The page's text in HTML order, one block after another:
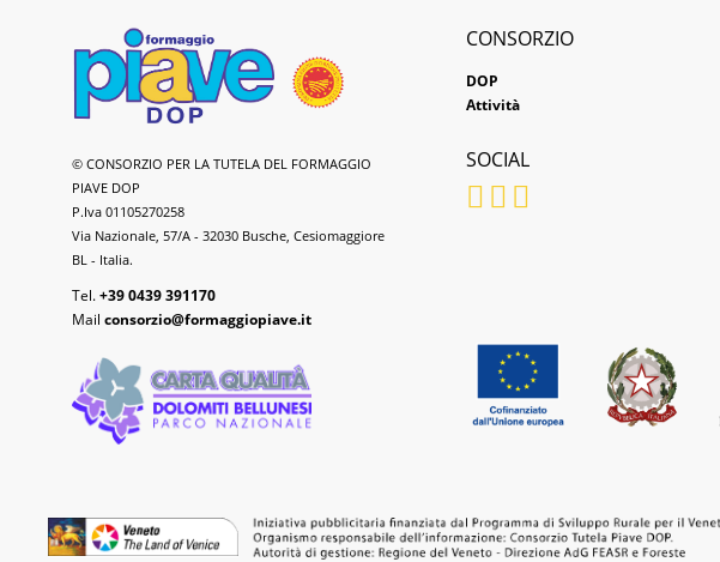
Formaggio
Piave
DOP
© CONSORZIO PER LA TUTELA DEL FORMAGGIO
PIAVE DOP
P.Iva 01105270258
Via Nazionale, 57/A - 32030 Busche, Cesiomaggiore
BL - Italia.
Tel.+39 0439 391170
Mail consorzio@formaggiopiave.it
CONSORZIO
DOP
Attività
SOCIAL